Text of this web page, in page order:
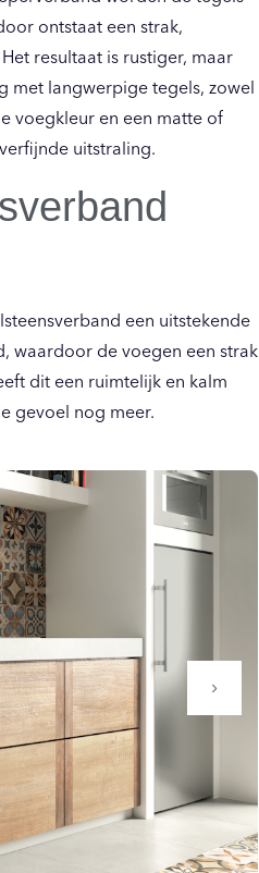
ontstaat een strak,
resultaat is rustiger, maar
met langwerpige tegels, zowel
voegkleur en een matte of
uitstraling.
een uitstekende
waardoor de voegen een strak
dit een ruimtelijk en kalm
gevoel nog meer.
›